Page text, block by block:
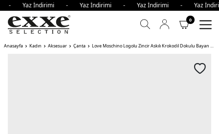
- Yaz İndirimi - Yaz İndirimi - Yaz İndirimi -
0
Anasayfa Kadın Aksesuar Çanta Love Moschino Logolu Zincir Askılı Krokodil Dokulu Bayan Çanta HAKİ